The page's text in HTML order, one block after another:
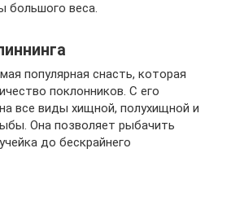
большого веса.
популярная снасть, которая
поклонников. С его
все виды хищной, полухищной и
Она позволяет рыбачить
до бескрайнего